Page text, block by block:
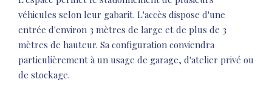
véhicules selon leur gabarit. L'accès dispose d'une
entrée d'environ 3 mètres de large et de plus de 3
mètres de hauteur. Sa configuration conviendra
particulièrement à un usage de garage, d'atelier privé ou
de stockage.